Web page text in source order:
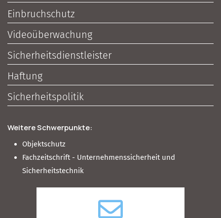
Einbruchschutz
Videoüberwachung
Sicherheitsdienstleister
Haftung
Sicherheitspolitik
Weitere Schwerpunkte:
Objektschutz
Fachzeitschrift - Unternehmenssicherheit und
Sicherheitstechnik